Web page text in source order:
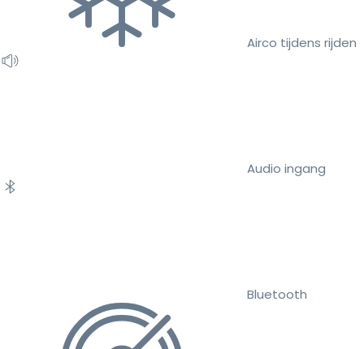
Airco tijdens rijden
Audio ingang
Bluetooth